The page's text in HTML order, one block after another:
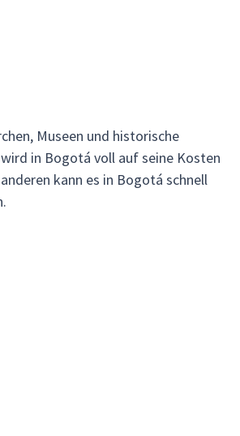
Museen und historische
in Bogotá voll auf seine Kosten
kann es in Bogotá schnell